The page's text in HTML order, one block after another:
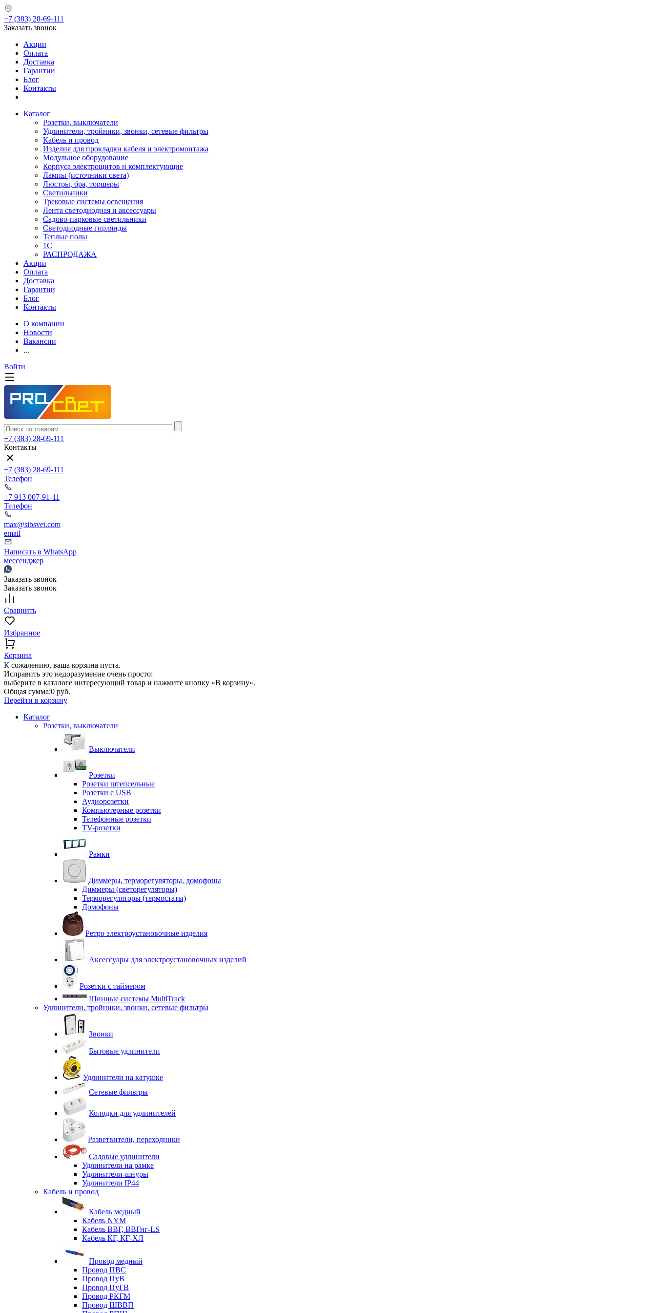
+7 (383) 28-69-111
Заказать звонок
Акции
Оплата
Доставка
Гарантии
Блог
Контакты
Каталог
Розетки, выключатели
Удлинители, тройники, звонки, сетевые фильтры
Кабель и провод
Изделия для прокладки кабеля и электромонтажа
Модульное оборудование
Корпуса электрощитов и комплектующие
Лампы (источники света)
Люстры, бра, торшеры
Светильники
Трековые системы освещения
Лента светодиодная и аксессуары
Садово-парковые светильники
Светодиодные гирлянды
Теплые полы
1С
РАСПРОДАЖА
Акции
Оплата
Доставка
Гарантии
Блог
Контакты
О компании
Новости
Вакансии
...
Войти
+7 (383) 28-69-111
Контакты
+7 (383) 28-69-111
Телефон
+7 913 007-91-11
Телефон
max@sibsvet.com
email
Написать в WhatsApp
мессенджер
Заказать звонок
Заказать звонок
Сравнить
Избранное
Корзина
К сожалению, ваша корзина пуста.
Исправить это недоразумение очень просто:
выберите в каталоге интересующий товар и нажмите кнопку «В корзину».
Общая сумма:0 руб.
Перейти в корзину
Каталог
Розетки, выключатели
Выключатели
Розетки
Розетки штепсельные
Розетки с USB
Аудиорозетки
Компьютерные розетки
Телефонные розетки
TV-розетки
Рамки
Диммеры, терморегуляторы, домофоны
Диммеры (светорегуляторы)
Терморегуляторы (термостаты)
Домофоны
Ретро электроустановочные изделия
Аксессуары для электроустановочных изделий
Розетки с таймером
Шинные системы MultiTrack
Удлинители, тройники, звонки, сетевые фильтры
Звонки
Бытовые удлинители
Удлинители на катушке
Сетевые фильтры
Колодки для удлинителей
Разветвители, переходники
Садовые удлинители
Удлинители на рамке
Удлинители-шнуры
Удлинители IP44
Кабель и провод
Кабель медный
Кабель NYM
Кабель ВВГ, ВВГнг-LS
Кабель КГ, КГ-ХЛ
Провод медный
Провод ПВС
Провод ПуВ
Провод ПуГВ
Провод РКГМ
Провод ШВВП